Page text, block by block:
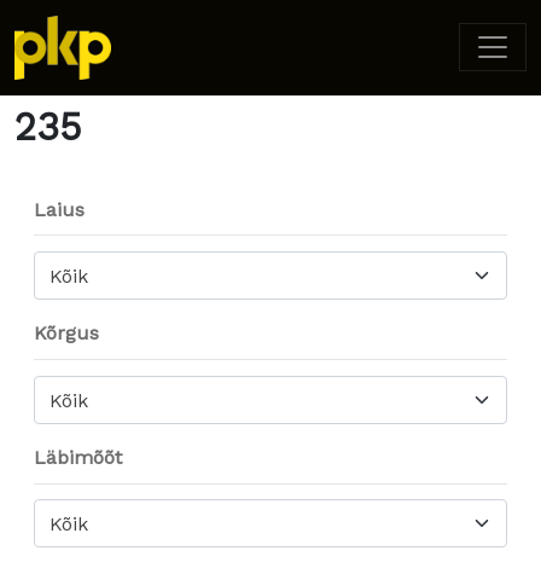
Home/ Product Width / 235
235
Laius
Kõik
Kõrgus
Kõik
Läbimõõt
Kõik